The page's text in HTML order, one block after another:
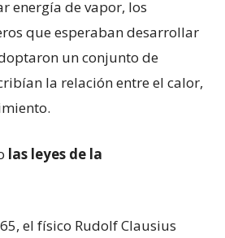
energía de vapor, los
que esperaban desarrollar
un conjunto de
la relación entre el calor,
las leyes de la
el físico Rudolf Clausius